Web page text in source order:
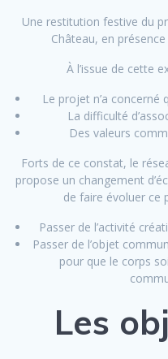
Une restitution festive du
Château, en
À l’issue de cette
Le projet n’a concerné
La difficulté
Des valeurs
Forts de ce constat, le
propose un changement
de faire évoluer ce
Passer de l’activité
Passer de l’objet
pour que le corps
Les